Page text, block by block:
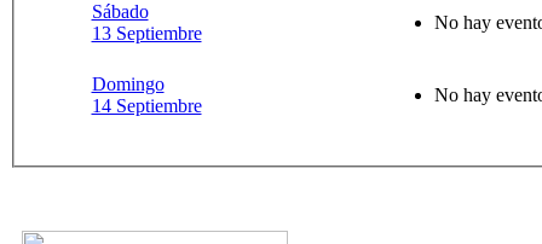
Sábado
13 Septiembre
No hay
Domingo
14 Septiembre
No hay